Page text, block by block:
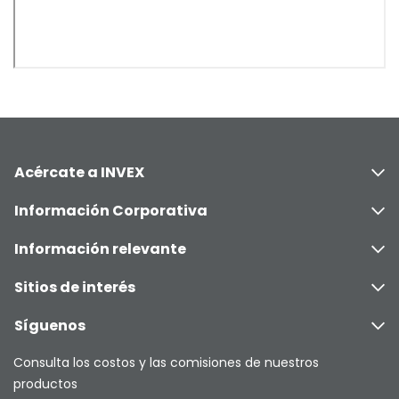
Acércate a INVEX
Información Corporativa
Información relevante
Sitios de interés
Síguenos
Consulta los costos y las comisiones de nuestros
productos